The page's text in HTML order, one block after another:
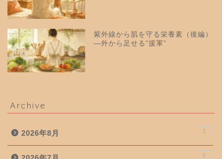
紫外線から肌を守る栄養素（後編）
—外から足せる”援軍”
Archive
2026年8月 1
5